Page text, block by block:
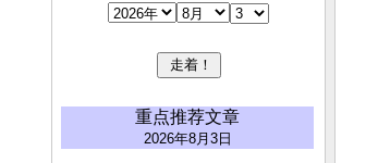
重点推荐文章
2026年8月3日